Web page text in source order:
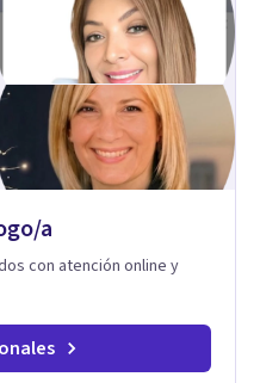
a
con atención online y